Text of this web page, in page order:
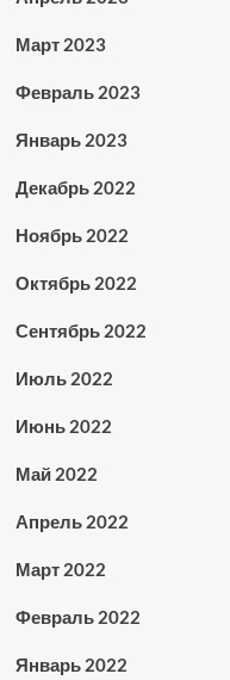
Март 2023
Февраль 2023
Январь 2023
Декабрь 2022
Ноябрь 2022
Октябрь 2022
Сентябрь 2022
Июль 2022
Июнь 2022
Май 2022
Апрель 2022
Март 2022
Февраль 2022
Январь 2022